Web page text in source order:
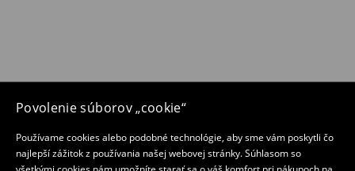
Povolenie súborov „cookie“
Používame cookies alebo podobné technológie, aby sme vám poskytli čo
najlepší zážitok z používania našej webovej stránky. Súhlasom so